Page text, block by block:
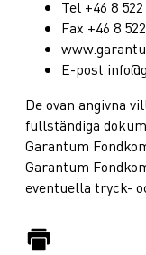
Tel +46 8
Fax +46 8
E-post
De ovan angivna
fullständiga
Garantum
Garantum
eventuella tryck-